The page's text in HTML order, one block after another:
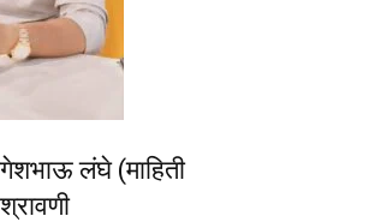
लंघे (माहिती